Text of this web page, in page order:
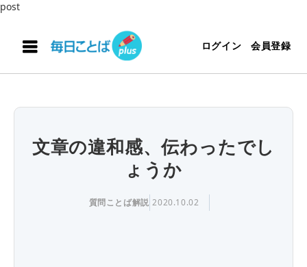
post
ログイン 会員登録
文章の違和感、伝わったでし
ょうか
質問ことば解説 2020.10.02